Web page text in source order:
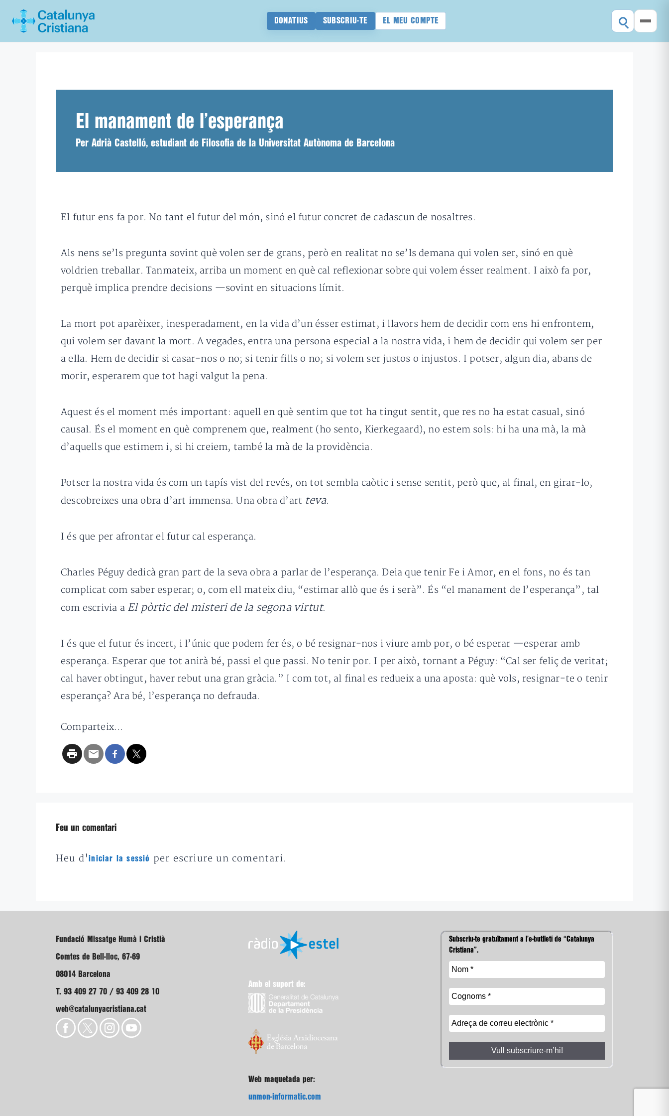
DONATIUS SUBSCRIU-TE EL MEU COMPTE
El manament de l’esperança
Per Adrià Castelló, estudiant de Filosofia de la Universitat Autònoma de Barcelona
El futur ens fa por. No tant el futur del món, sinó el futur concret de cadascun de nosaltres.
Als nens se’ls pregunta sovint què volen ser de grans, però en realitat no se’ls demana qui volen ser, sinó en què
voldrien treballar. Tanmateix, arriba un moment en què cal reflexionar sobre qui volem ésser realment. I això fa por,
perquè implica prendre decisions —sovint en situacions límit.
La mort pot aparèixer, inesperadament, en la vida d’un ésser estimat, i llavors hem de decidir com ens hi enfrontem,
qui volem ser davant la mort. A vegades, entra una persona especial a la nostra vida, i hem de decidir qui volem ser per
a ella. Hem de decidir si casar-nos o no; si tenir fills o no; si volem ser justos o injustos. I potser, algun dia, abans de
morir, esperarem que tot hagi valgut la pena.
Aquest és el moment més important: aquell en què sentim que tot ha tingut sentit, que res no ha estat casual, sinó
causal. És el moment en què comprenem que, realment (ho sento, Kierkegaard), no estem sols: hi ha una mà, la mà
d’aquells que estimem i, si hi creiem, també la mà de la providència.
Potser la nostra vida és com un tapís vist del revés, on tot sembla caòtic i sense sentit, però que, al final, en girar-lo,
descobreixes una obra d’art immensa. Una obra d’art teva.
I és que per afrontar el futur cal esperança.
Charles Péguy dedicà gran part de la seva obra a parlar de l’esperança. Deia que tenir Fe i Amor, en el fons, no és tan
complicat com saber esperar; o, com ell mateix diu, “estimar allò que és i serà”. És “el manament de l’esperança”, tal
com escrivia a El pòrtic del misteri de la segona virtut.
I és que el futur és incert, i l’únic que podem fer és, o bé resignar-nos i viure amb por, o bé esperar —esperar amb
esperança. Esperar que tot anirà bé, passi el que passi. No tenir por. I per això, tornant a Péguy: “Cal ser feliç de veritat;
cal haver obtingut, haver rebut una gran gràcia.” I com tot, al final es redueix a una aposta: què vols, resignar-te o tenir
esperança? Ara bé, l’esperança no defrauda.
Comparteix...
Feu un comentari
Heu d'iniciar la sessió per escriure un comentari.
Fundació Missatge Humà i Cristià
Comtes de Bell-lloc, 67-69
08014 Barcelona
T. 93 409 27 70 / 93 409 28 10
web@catalunyacristiana.cat
Amb el suport de:
Web maquetada per:
unmon-informatic.com
Subscriu-te gratuïtament a l’e-butlletí de “Catalunya
Cristiana”.